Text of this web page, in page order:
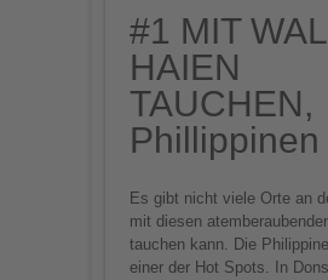
anzuzeigen.
Mehr
Akzeptieren
powered by
Consent
Platform
#1 MIT
HAIEN
TAUCHEN,
Phillippinen
Es gibt nicht viele Orte an
mit diesen
tauchen kann. Die
einer der Hot Spots. In